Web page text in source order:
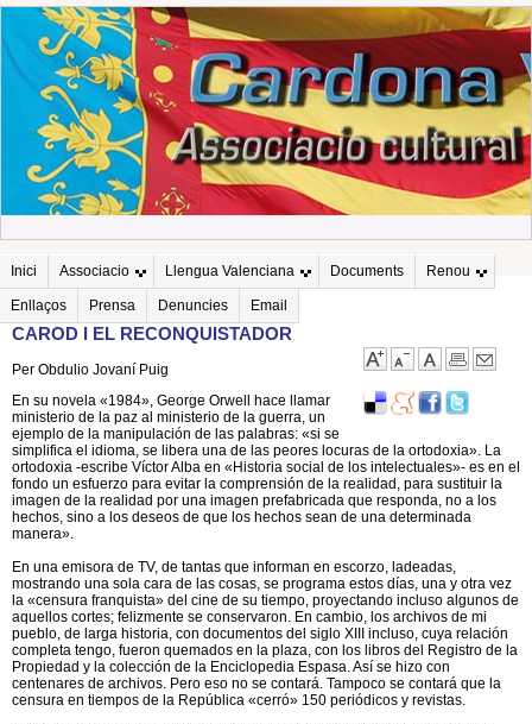
Inici Associacio Llengua Valenciana Documents Renou
Enllaços Prensa Denuncies Email
CAROD I EL RECONQUISTADOR
Per Obdulio Jovaní Puig
En su novela «1984», George Orwell hace llamar
ministerio de la paz al ministerio de la guerra, un
ejemplo de la manipulación de las palabras: «si se
simplifica el idioma, se libera una de las peores locuras de la ortodoxia». La
ortodoxia -escribe Víctor Alba en «Historia social de los intelectuales»- es en el
fondo un esfuerzo para evitar la comprensión de la realidad, para sustituir la
imagen de la realidad por una imagen prefabricada que responda, no a los
hechos, sino a los deseos de que los hechos sean de una determinada
manera».
En una emisora de TV, de tantas que informan en escorzo, ladeadas,
mostrando una sola cara de las cosas, se programa estos días, una y otra vez
la «censura franquista» del cine de su tiempo, proyectando incluso algunos de
aquellos cortes; felizmente se conservaron. En cambio, los archivos de mi
pueblo, de larga historia, con documentos del siglo XIII incluso, cuya relación
completa tengo, fueron quemados en la plaza, con los libros del Registro de la
Propiedad y la colección de la Enciclopedia Espasa. Así se hizo con
centenares de archivos. Pero eso no se contará. Tampoco se contará que la
censura en tiempos de la República «cerró» 150 periódicos y revistas.